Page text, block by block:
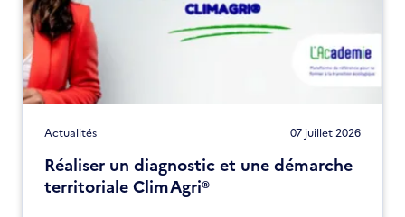
Actualités 07 juillet 2026
Réaliser un diagnostic et une démarche
territoriale ClimAgri®